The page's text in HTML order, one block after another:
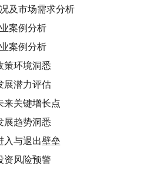
及市场需求分析
案例分析
案例分析
策环境洞悉
展潜力评估
来关键增长点
展趋势洞悉
入与退出壁垒
资风险预警